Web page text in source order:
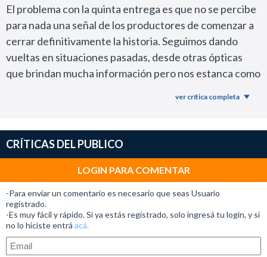
El problema con la quinta entrega es que no se percibe
para nada una señal de los productores de comenzar a
cerrar definitivamente la historia. Seguimos dando
vueltas en situaciones pasadas, desde otras ópticas
que brindan mucha información pero nos estanca como
más apasionantes que surgieron en las últimas décadas.
en el rol del loquito que mata gente porque sí. No es
Jason ni Michael Mayers, aunque con ellos también la
pasamos bien.
Lo loco y maravilloso de SAW, al menos para mí, es que
las victimas del loco son peores personas que el propio
criminal.
ver crítica completa
CRÍTICAS DEL PUBLICO
LOGIN PARA COMENTAR
-Para enviar un comentario es necesario que seas Usuario
registrado.
-Es muy fácil y rápido. Si ya estás registrado, solo ingresá tu login, y si
no lo hiciste entrá acá.